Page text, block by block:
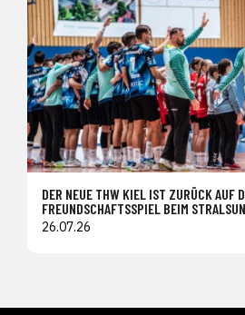
DER NEUE THW KIEL IST ZURÜCK AUF
FREUNDSCHAFTSSPIEL BEIM
26.07.26